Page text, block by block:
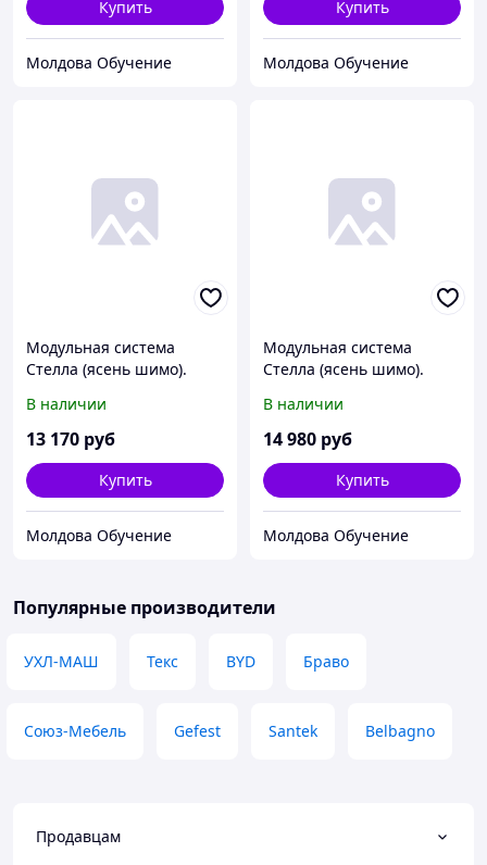
Купить
Молдова Обучение
Купить
Молдова Обучение
Модульная система
Стелла (ясень шимо).
В наличии
13 170 руб
Купить
Молдова Обучение
Модульная система
Стелла (ясень шимо).
В наличии
14 980 руб
Купить
Молдова Обучение
Популярные производители
УХЛ-МАШ Текс BYD Браво
Союз-Мебель Gefest Santek Belbagno
Продавцам